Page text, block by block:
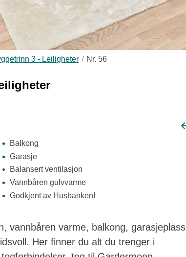
3 - Leiligheter Nr. 56
Balkong
Garasje
Balansert ventilasjon
Vannbåren gulvvarme
Godkjent av Husbanken!
vannbåren varme, balkong, garasjeplass
Her finner du alt du trenger i